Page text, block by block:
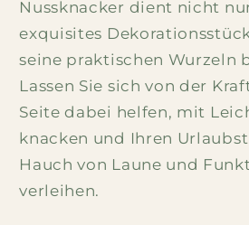
Nussknacker dient nicht
exquisites
seine praktischen Wurzeln
Lassen Sie sich von der
Seite dabei helfen, mit
knacken und Ihren
Hauch von Laune und
verleihen.